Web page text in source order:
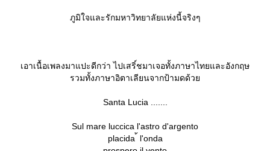
ภูมิใจและรักมหาวิทยาลัยแห่งนี้จริงๆ
เอาเนื้อเพลงมาแปะดีกว่า ไปเสริ์ชมาเจอทั้งภาษาไทยและอังกฤษ
รวมทั้งภาษาอิตาเลียนจากป้ามดด้ว
Santa Lucia .......
Sul mare luccica l'astro d'argento
placida ้ l'onda